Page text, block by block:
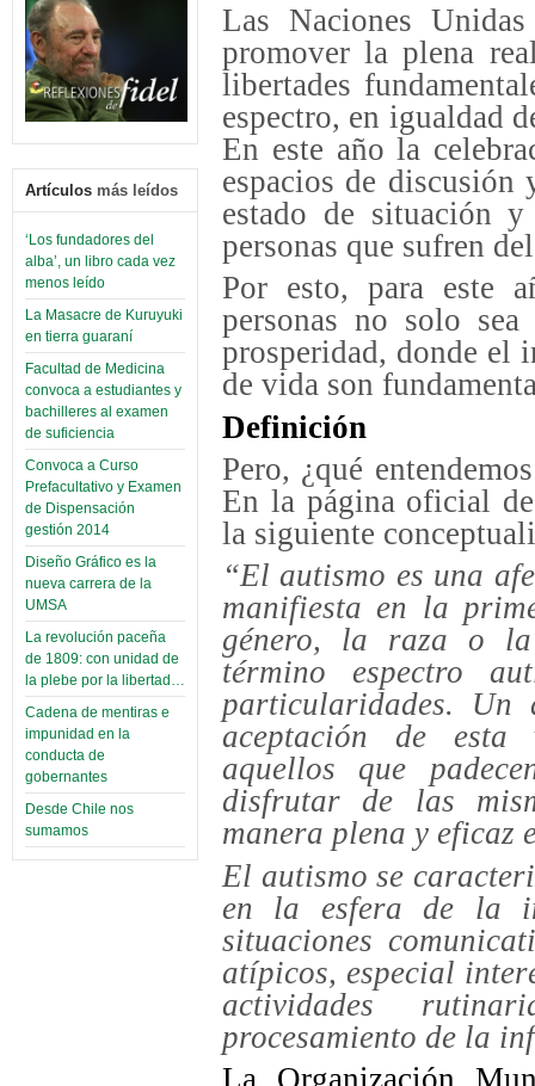
Artículos más leídos
‘Los fundadores del
alba’, un libro cada vez
menos leído
La Masacre de Kuruyuki
en tierra guaraní
Facultad de Medicina
convoca a estudiantes y
bachilleres al examen
de suficiencia
Convoca a Curso
Prefacultativo y Examen
de Dispensación
gestión 2014
Diseño Gráfico es la
nueva carrera de la
UMSA
La revolución paceña
de 1809: con unidad de
la plebe por la libertad…
Cadena de mentiras e
impunidad en la
conducta de
gobernantes
Desde Chile nos
sumamos
Las Naciones
promover la plena
libertades
espectro, en igualdad
En este año la
espacios de
estado de situación
personas que sufren
Por esto, para este
personas no solo
prosperidad, donde el
de vida son
Definición
Pero, ¿qué
En la página oficial
la siguiente
“El autismo es una
manifiesta en la
género, la raza o
término espectro
particularidades.
aceptación de esta
aquellos que
disfrutar de las
manera plena y eficaz
El autismo se
en la esfera de la
situaciones
atípicos, especial
actividades
procesamiento de la